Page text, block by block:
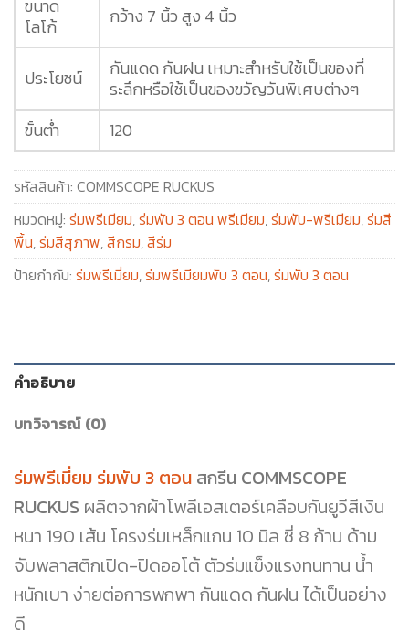
ขนาด
โลโก้
กว้าง 7 นิ้ว สูง 4 นิ้ว
ประโยชน์
กันแดด กันฝน เหมาะสำหรับใช้เป็นของที่
ระลึกหรือใช้เป็นของขวัญวันพิเศษต่างๆ
ขั้นต่ำ
120
รหัสสินค้า: COMMSCOPE RUCKUS
หมวดหมู่: ร่มพรีเมียม,ร่มพับ 3 ตอน พรีเมียม,ร่มพับ-พรีเมียม,ร่มสี
พื้น,ร่มสีสุภาพ,สีกรม,สีร่ม
ป้ายกำกับ: ร่มพรีเมี่ยม,ร่มพรีเมียมพับ 3 ตอน,ร่มพับ 3 ตอน
คำอธิบาย
บทวิจารณ์ (0)
ร่มพรีเมี่ยม ร่มพับ 3 ตอน สกรีน COMMSCOPE
RUCKUS ผลิตจากผ้าโพลีเอสเตอร์เคลือบกันยูวีสีเงิน
หนา 190 เส้น โครงร่มเหล็กแกน 10 มิล ซี่ 8 ก้าน ด้าม
จับพลาสติกเปิด-ปิดออโต้ ตัวร่มแข็งแรงทนทาน น้ำ
หนักเบา ง่ายต่อการพกพา กันแดด กันฝน ได้เป็นอย่าง
ดี